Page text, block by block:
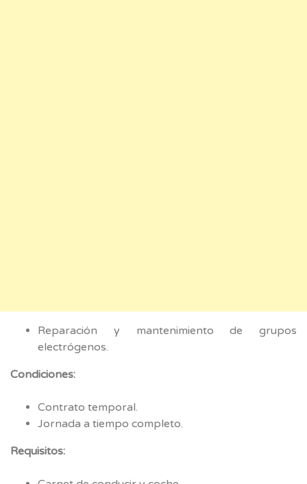
Reparación y mantenimiento de grupos
electrógenos.
Condiciones:
Contrato temporal.
Jornada a tiempo completo.
Requisitos: